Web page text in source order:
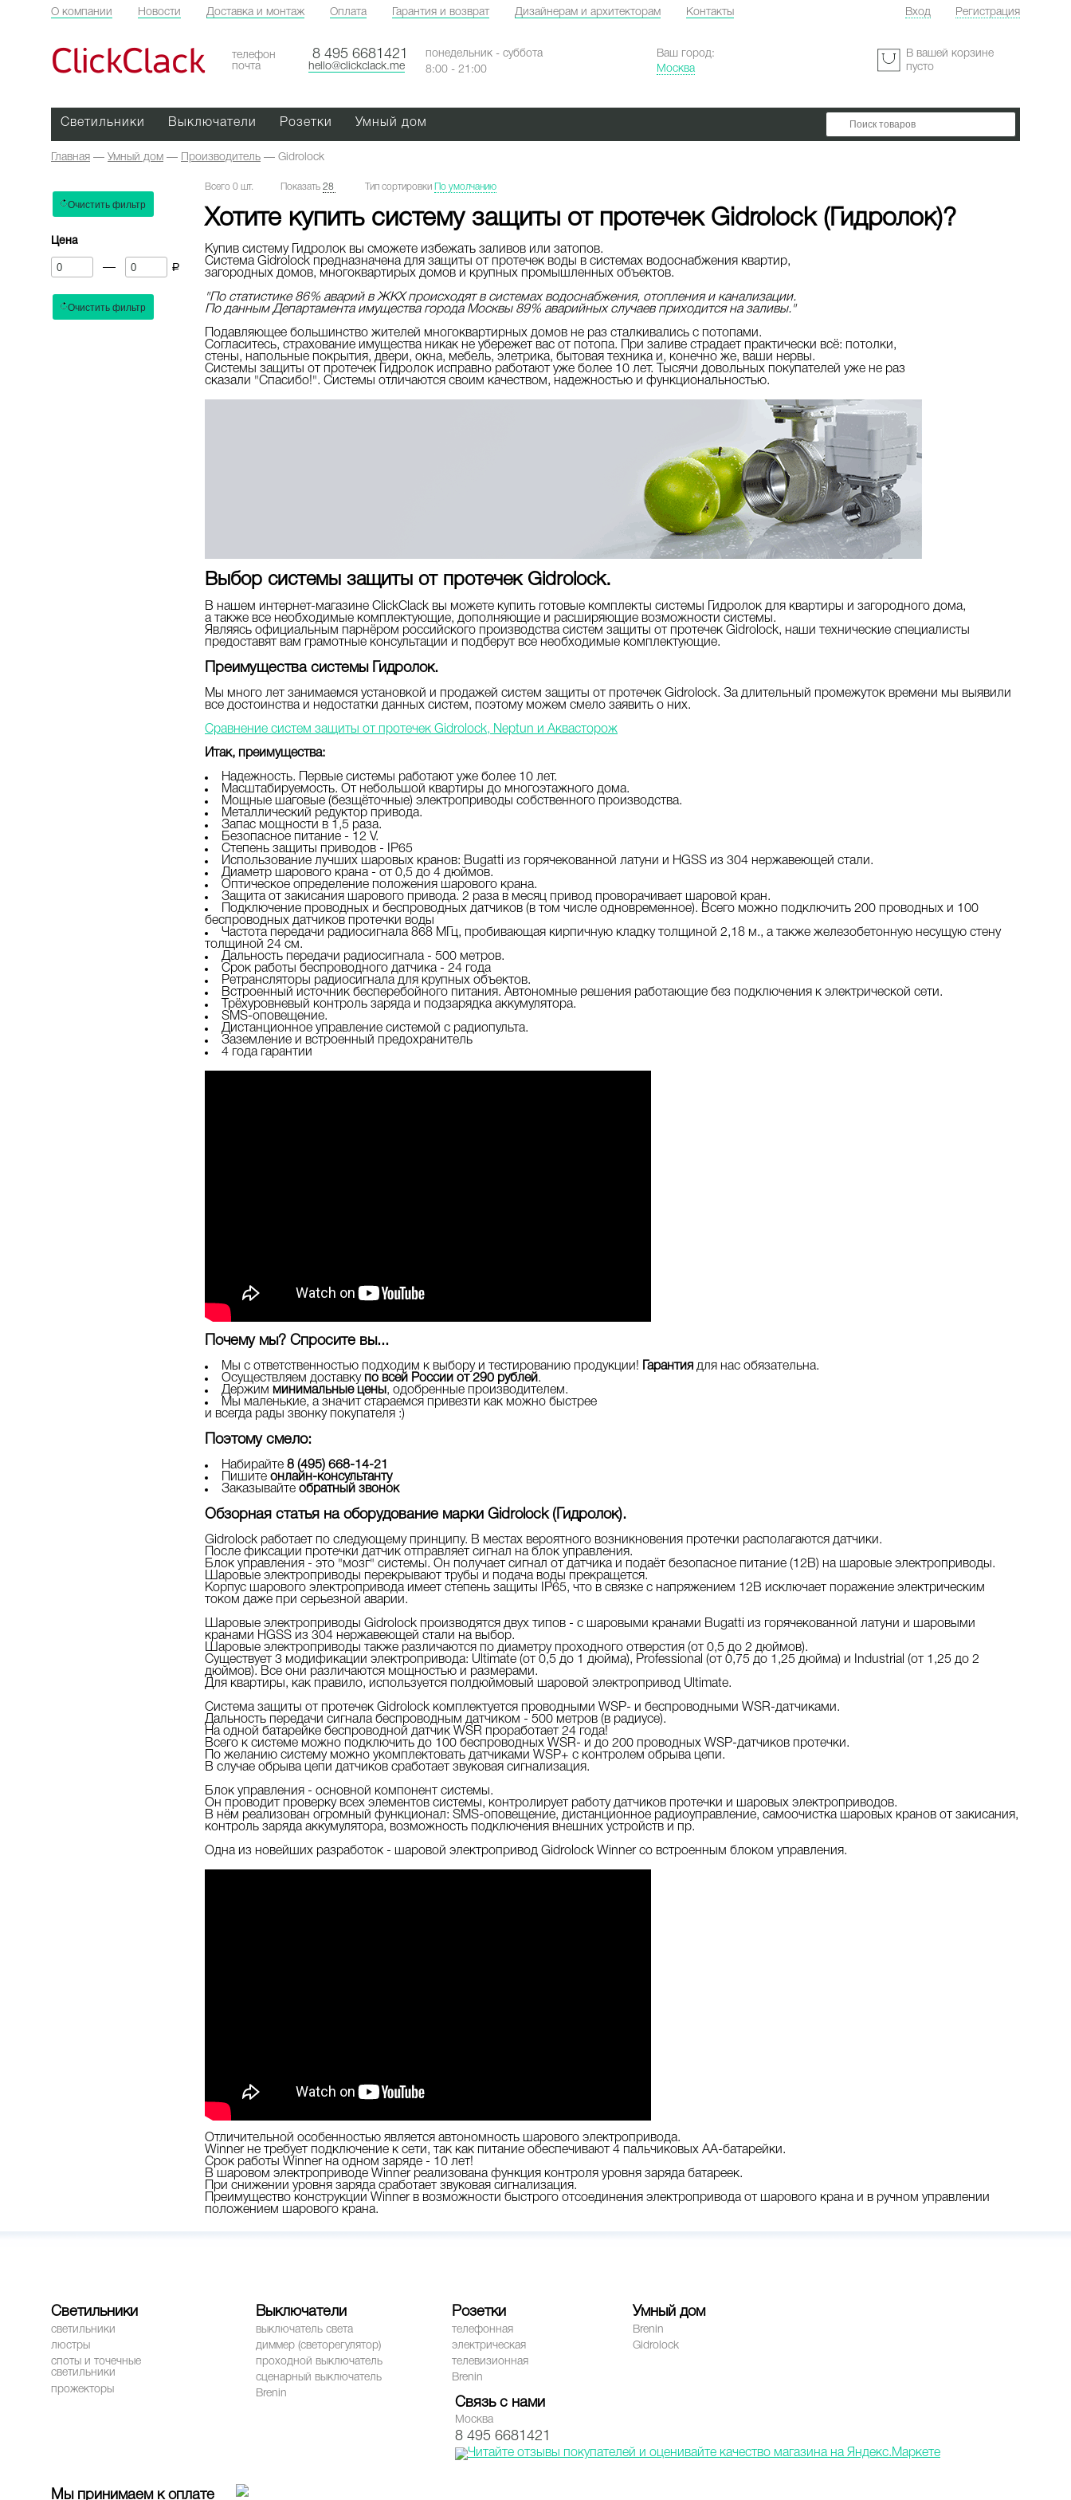
О компании Новости Доставка и монтаж Оплата Гарантия и возврат Дизайнерам и архитекторам Контакты Вход Регистрация
ClickClack
Ваш город:
Москва
В вашей корзине
пусто
телефон 8 495 6681421
почта hello@clickclack.me
понедельник - суббота
8:00 - 21:00
Светильники Выключатели Розетки Умный дом
Главная — Умный дом — Производитель — Gidrolock
Цена
— a
Всего 0 шт. Показать 28 Тип сортировки По умолчанию
Хотите купить систему защиты от протечек Gidrolock (Гидролок)?
Купив систему Гидролок вы сможете избежать заливов или затопов.
Система Gidrolock предназначена для защиты от протечек воды в системах водоснабжения квартир,
загородных домов, многоквартирых домов и крупных промышленных объектов.
"По статистике 86% аварий в ЖКХ происходят в системах водоснабжения, отопления и канализации.
По данным Департамента имущества города Москвы 89% аварийных случаев приходится на заливы."
Подавляющее большинство жителей многоквартирных домов не раз сталкивались с потопами.
Согласитесь, страхование имущества никак не убережет вас от потопа. При заливе страдает практически всё: потолки,
стены, напольные покрытия, двери, окна, мебель, элетрика, бытовая техника и, конечно же, ваши нервы.
Системы защиты от протечек Гидролок исправно работают уже более 10 лет. Тысячи довольных покупателей уже не раз
сказали "Спасибо!". Системы отличаются своим качеством, надежностью и функциональностью.
Выбор системы защиты от протечек Gidrolock.
В нашем интернет-магазине ClickClack вы можете купить готовые комплекты системы Гидролок для квартиры и загородного дома,
а также все необходимые комплектующие, дополняющие и расширяющие возможности системы.
Являясь официальным парнёром российского производства систем защиты от протечек Gidrolock, наши технические специалисты
предоставят вам грамотные консультации и подберут все необходимые комплектующие.
Преимущества системы Гидролок.
Мы много лет занимаемся установкой и продажей систем защиты от протечек Gidrolock. За длительный промежуток времени мы выявили
все достоинства и недостатки данных систем, поэтому можем смело заявить о них.
Сравнение систем защиты от протечек Gidrolock, Neptun и Аквасторож
Итак, преимущества:
Надежность. Первые системы работают уже более 10 лет.
Масштабируемость. От небольшой квартиры до многоэтажного дома.
Мощные шаговые (безщёточные) электроприводы собственного производства.
Металлический редуктор привода.
Запас мощности в 1,5 раза.
Безопасное питание - 12 V.
Степень защиты приводов - IP65
Использование лучших шаровых кранов: Bugatti из горячекованной латуни и HGSS из 304 нержавеющей стали.
Диаметр шарового крана - от 0,5 до 4 дюймов.
Оптическое определение положения шарового крана.
Защита от закисания шарового привода. 2 раза в месяц привод проворачивает шаровой кран.
Подключение проводных и беспроводных датчиков (в том числе одновременное). Всего можно подключить 200 проводных и 100
беспроводных датчиков протечки воды
Частота передачи радиосигнала 868 МГц, пробивающая кирпичную кладку толщиной 2,18 м., а также железобетонную несущую стену
толщиной 24 см.
Дальность передачи радиосигнала - 500 метров.
Срок работы беспроводного датчика - 24 года
Ретрансляторы радиосигнала для крупных объектов.
Встроенный источник бесперебойного питания. Автономные решения работающие без подключения к электрической сети.
Трёхуровневый контроль заряда и подзарядка аккумулятора.
SMS-оповещение.
Дистанционное управление системой с радиопульта.
Заземление и встроенный предохранитель
4 года гарантии
Почему мы? Спросите вы...
Мы с ответственностью подходим к выбору и тестированию продукции! Гарантия для нас обязательна.
Осуществляем доставку по всей России от 290 рублей .
Держим минимальные цены , одобренные производителем.
Мы маленькие, а значит стараемся привезти как можно быстрее
и всегда рады звонку покупателя :)
Поэтому смело:
Набирайте 8 (495) 668-14-21
Пишите онлайн-консультанту
Заказывайте обратный звонок
Обзорная статья на оборудование марки Gidrolock (Гидролок).
Gidrolock работает по следующему принципу. В местах вероятного возникновения протечки располагаются датчики.
После фиксации протечки датчик отправляет сигнал на блок управления.
Блок управления - это "мозг" системы. Он получает сигнал от датчика и подаёт безопасное питание (12В) на шаровые электроприводы.
Шаровые электроприводы перекрывают трубы и подача воды прекращется.
Корпус шарового электропривода имеет степень защиты IP65, что в связке с напряжением 12В исключает поражение электрическим
током даже при серьезной аварии.
Шаровые электроприводы Gidrolock производятся двух типов - c шаровыми кранами Bugatti из горячекованной латуни и шаровыми
кранами HGSS из 304 нержавеющей стали на выбор.
Шаровые электроприводы также различаются по диаметру проходного отверстия (от 0,5 до 2 дюймов).
Существует 3 модификации электропривода: Ultimate (от 0,5 до 1 дюйма), Professional (от 0,75 до 1,25 дюйма) и Industrial (от 1,25 до 2
дюймов). Все они различаются мощностью и размерами.
Для квартиры, как правило, используется полдюймовый шаровой электропривод Ultimate.
Система защиты от протечек Gidrolock комплектуется проводными WSP- и беспроводными WSR-датчиками.
Дальность передачи сигнала беспроводным датчиком - 500 метров (в радиусе).
На одной батарейке беспроводной датчик WSR проработает 24 года!
Всего к системе можно подключить до 100 беспроводных WSR- и до 200 проводных WSP-датчиков протечки.
По желанию систему можно укомплектовать датчиками WSP+ с контролем обрыва цепи.
В случае обрыва цепи датчиков сработает звуковая сигнализация.
Блок управления - основной компонент системы.
Он проводит проверку всех элементов системы, контролирует работу датчиков протечки и шаровых электроприводов.
В нём реализован огромный функционал: SMS-оповещение, дистанционное радиоуправление, самоочистка шаровых кранов от закисания,
контроль заряда аккумулятора, возможность подключения внешних устройств и пр.
Одна из новейших разработок - шаровой электропривод Gidrolock Winner со встроенным блоком управления.
Отличительной особенностью является автономность шарового электропривода.
Winner не требует подключение к сети, так как питание обеспечивают 4 пальчиковых АА-батарейки.
Срок работы Winner на одном заряде - 10 лет!
В шаровом электроприводе Winner реализована функция контроля уровня заряда батареек.
При снижении уровня заряда сработает звуковая сигнализация.
Преимущество конструкции Winner в возможности быстрого отсоединения электропривода от шарового крана и в ручном управлении
положением шарового крана.
Светильники
светильники
люстры
споты и точечные
светильники
прожекторы
Выключатели
выключатель света
диммер (светорегулятор)
проходной выключатель
сценарный выключатель
Brenin
Розетки
телефонная
электрическая
телевизионная
Brenin
Умный дом
Brenin
Gidrolock
Связь с нами
Москва
8 495 6681421
Мы принимаем к оплате